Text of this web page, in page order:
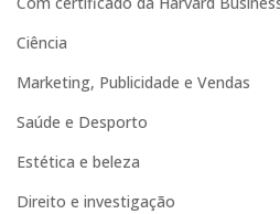
Ciência
Marketing, Publicidade e Vendas
Saúde e Desporto
Estética e beleza
Direito e investigação